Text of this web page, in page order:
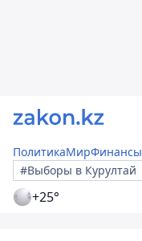
ПолитикаМирФинансы
#Выборы в Курултай
+25°